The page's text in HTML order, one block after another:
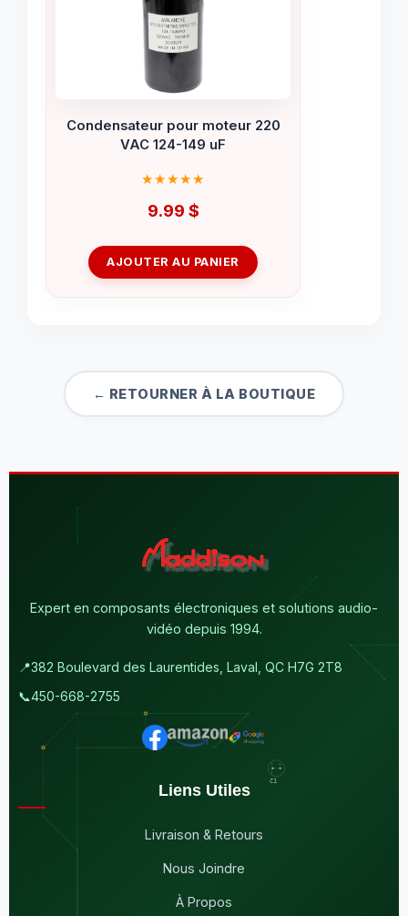
Condensateur pour moteur 220
VAC 124-149 uF
9.99 $
AJOUTER AU PANIER
← RETOURNER À LA BOUTIQUE
Expert en composants électroniques et solutions audio-
vidéo depuis 1994.
📍382 Boulevard des Laurentides, Laval, QC H7G 2T8
📞450-668-2755
Liens Utiles
Livraison & Retours
Nous Joindre
À Propos